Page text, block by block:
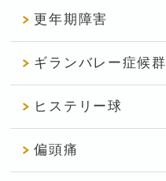
更年期障害
ギランバレー症候群
ヒステリー球
偏頭痛